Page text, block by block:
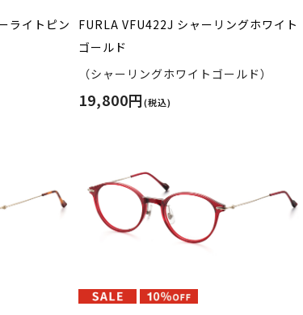
ライトピン
FURLA VFU422J シャーリングホワイト
ゴールド
（シャーリングホワイトゴールド）
19,800円(税込)